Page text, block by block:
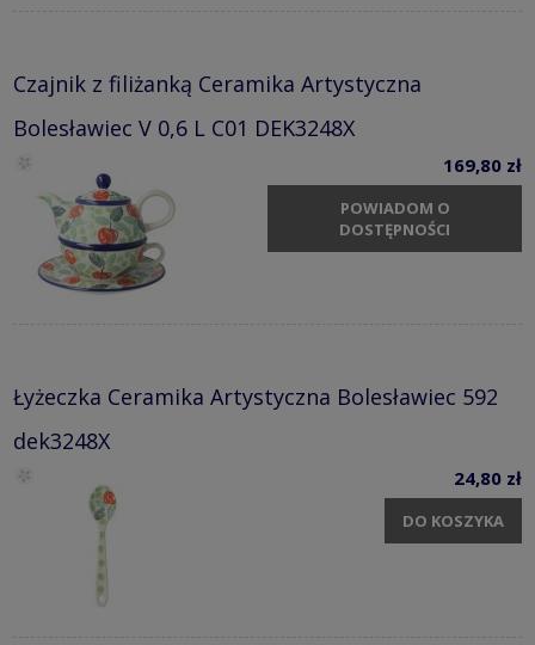
Czajnik z filiżanką Ceramika Artystyczna
Bolesławiec V 0,6 L C01 DEK3248X
169,80 zł
POWIADOM O
DOSTĘPNOŚCI
Łyżeczka Ceramika Artystyczna Bolesławiec 592
dek3248X
24,80 zł
DO KOSZYKA